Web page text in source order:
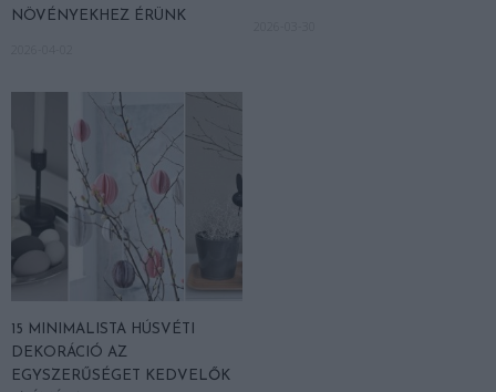
NÖVÉNYEKHEZ ÉRÜNK
15 MINIMALISTA HÚSVÉTI
DEKORÁCIÓ AZ
EGYSZERŰSÉGET KEDVELŐK